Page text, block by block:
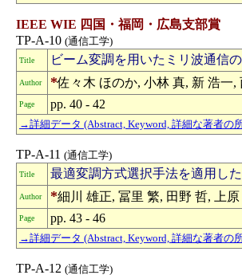
IEEE WIE 四国・福岡・広島支部賞
TP-A-10 (通信工学)
Title ビーム変調を用いたミリ波通信
Author *佐々木 ほのか, 小林 真, 新 浩一,
Page pp. 40 - 42
→詳細データ (Abstract, Keyword, 詳細な著者の
TP-A-11 (通信工学)
Title 最適変調方式選択手法を適用し
Author *細川 雄正, 冨里 繁, 田野 哲, 上
Page pp. 43 - 46
→詳細データ (Abstract, Keyword, 詳細な著者の
TP-A-12 (通信工学)